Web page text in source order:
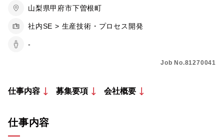
山梨県甲府市下曽根町
社内SE > 生産技術・プロセス開発
-
Job No.81270041
仕事内容 募集要項 会社概要
仕事内容